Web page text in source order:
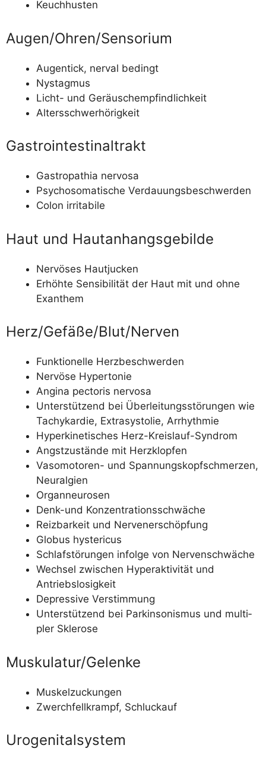
Keuch­hus­ten
Augen/​Ohren/​Sensorium
Augen­ti­ck, ner­val bedingt
Nys­tag­mus
Licht- und Geräuschempfindlichkeit
Alters­schwer­hö­rig­keit
Gastrointestinaltrakt
Gas­tro­pa­thia nervosa
Psy­cho­so­ma­ti­sche Verdauungsbeschwerden
Colon irri­ta­bi­le
Haut und Hautanhangsgebilde
Ner­vö­ses Hautjucken
Erhöh­te Sen­si­bi­li­tät der Haut mit und ohne
Exanthem
Herz/​Gefäße/​Blut/​Nerven
Funk­tio­nel­le Herzbeschwerden
Ner­vö­se Hypertonie
Angi­na pec­to­ris nervosa
Unter­stüt­zend bei Über­lei­tungs­stö­run­gen wie
Tachy­kar­die, Extra­sy­sto­lie, Arrhythmie
Hyper­ki­ne­ti­sches Herz-Kreislauf-Syndrom
Angst­zu­stän­de mit Herzklopfen
Vaso­mo­to­ren- und Span­nungs­kopf­schmer­zen,
Neuralgien
Organ­neu­ro­sen
Denk-und Kon­zen­tra­ti­ons­schwä­che
Reiz­bar­keit und Nervenerschöpfung
Glo­bus hystericus
Schlaf­stö­run­gen infol­ge von Nervenschwäche
Wech­sel zwi­schen Hyper­ak­ti­vi­tät und
Antriebslosigkeit
Depres­si­ve Verstimmung
Unter­stüt­zend bei Par­kin­so­nis­mus und mul­ti­
pler Sklerose
Muskulatur/​Gelenke
Mus­kel­zu­ckun­gen
Zwerch­fell­krampf, Schluckauf
Urogenitalsystem